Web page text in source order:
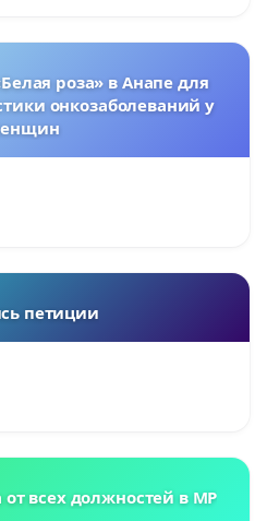
роза» в Анапе для
онкозаболеваний у
петиции
от всех должностей в МР